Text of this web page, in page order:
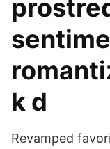
k d
Revamped